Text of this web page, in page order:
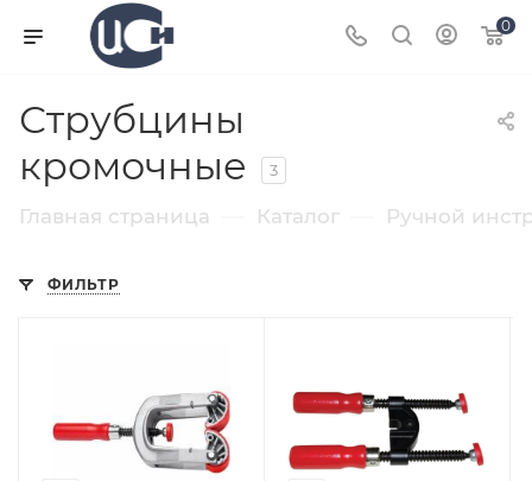
0
Струбцины
кромочные
3
Главная страница Каталог Ручной
ФИЛЬТР